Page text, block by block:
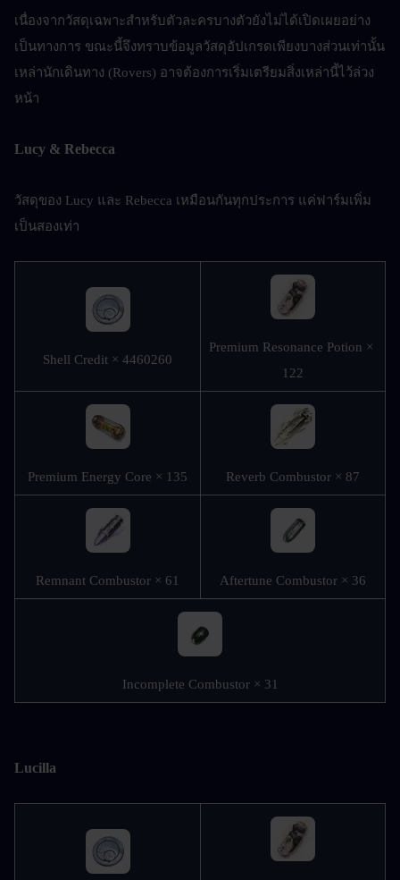
เนื่องจากวัสดุเฉพาะสำหรับตัวละครบางตัวยังไม่ได้เปิดเผยอย่าง
เป็นทางการ ขณะนี้จึงทราบข้อมูลวัสดุอัปเกรดเพียงบางส่วนเท่านั้น
เหล่านักเดินทาง (Rovers) อาจต้องการเริ่มเตรียมสิ่งเหล่านี้ไว้ล่วง
หน้า
Lucy & Rebecca
วัสดุของ Lucy และ Rebecca เหมือนกันทุกประการ แค่ฟาร์มเพิ่ม
เป็นสองเท่า
Shell Credit × 4460260
Premium Resonance Potion ×
122
Premium Energy Core × 135 Reverb Combustor × 87
Remnant Combustor × 61 Aftertune Combustor × 36
Incomplete Combustor × 31
Lucilla